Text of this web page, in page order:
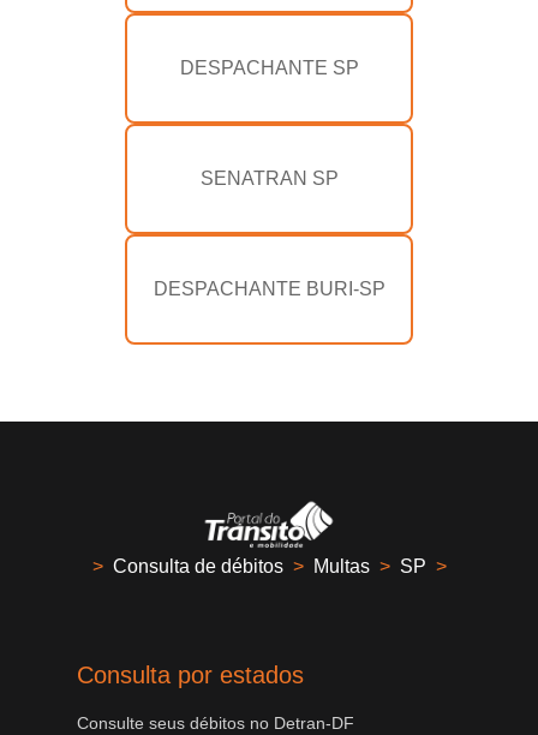
DESPACHANTE SP
SENATRAN SP
DESPACHANTE BURI-SP
> Consulta de débitos > Multas > SP >
Consulta por estados
Consulte seus débitos no Detran-DF